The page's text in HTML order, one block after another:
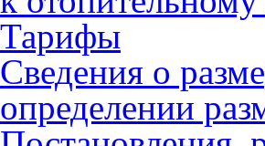
Тарифы
Сведения о
определении